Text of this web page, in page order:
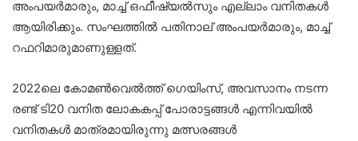
അംപയര്‍മാരും, മാച്ച് ഒഫീഷ്യൽസും എല്ലാം വനിതകൾ
ആയിരിക്കും. സംഘത്തിൽ പതിനാല് അംപയര്‍മാരും, മാച്ച്
റഫറിമാരുമാണുള്ളത്.
2022ലെ കോമണ്‍വെല്‍ത്ത് ഗെയിംസ്, അവസാനം നടന്ന
രണ്ട് ടി20 വനിത ലോകകപ്പ് പോരാട്ടങ്ങൾ എന്നിവയിൽ
വനിതകള്‍ മാത്രമായിരുന്നു മത്സരങ്ങള്‍